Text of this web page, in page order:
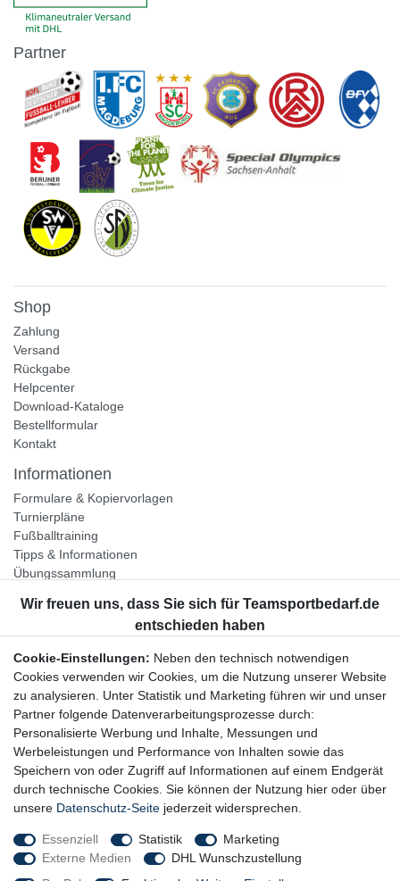
Partner
Shop
Zahlung
Versand
Rückgabe
Helpcenter
Download-Kataloge
Bestellformular
Kontakt
Informationen
Formulare & Kopiervorlagen
Turnierpläne
Fußballtraining
Tipps & Informationen
Übungssammlung
Unternehmen
Widerrufsrecht
Bestellung widerrufen
Datenschutzerklärung
AGB
Impressum
Newsletter
Newsletter-Anmeldung
Cookie-Einstellungen: Neben den technisch notwendigen
Cookies verwenden wir Cookies, um die Nutzung unserer Website
zu analysieren. Unter Statistik und Marketing führen wir und unser
Partner folgende Datenverarbeitungsprozesse durch:
Personalisierte Werbung und Inhalte, Messungen und
Werbeleistungen und Performance von Inhalten sowie das
Speichern von oder Zugriff auf Informationen auf einem Endgerät
durch technische Cookies. Sie können der Nutzung hier oder über
unsere Datenschutz-Seite jederzeit widersprechen.
Essenziell Statistik
Marketing
Externe Medien
DHL Wunschzustellung